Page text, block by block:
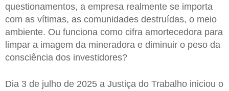
questionamentos, a empresa realmente se importa
com as vítimas, as comunidades destruídas, o meio
ambiente. Ou funciona como cifra amortecedora para
limpar a imagem da mineradora e diminuir o peso da
consciência dos investidores?
Dia 3 de julho de 2025 a Justiça do Trabalho iniciou o